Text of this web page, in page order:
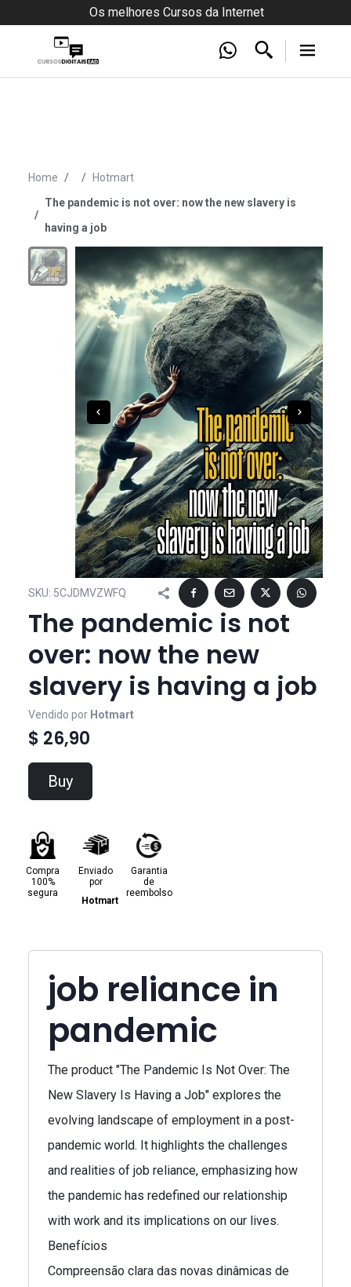
Os melhores Cursos da Internet
Home
Hotmart
The pandemic is not over: now the new slavery is
having a job
SKU: 5CJDMVZWFQ
The pandemic is not
over: now the new
slavery is having a job
Vendido por Hotmart
$ 26,90
Buy
Compra
100%
segura
Enviado
por
Hotmart
Garantia
de
reembolso
job reliance in
pandemic
The product "The Pandemic Is Not Over: The
New Slavery Is Having a Job" explores the
evolving landscape of employment in a post-
pandemic world. It highlights the challenges
and realities of job reliance, emphasizing how
the pandemic has redefined our relationship
with work and its implications on our lives.
Benefícios
Compreensão clara das novas dinâmicas de